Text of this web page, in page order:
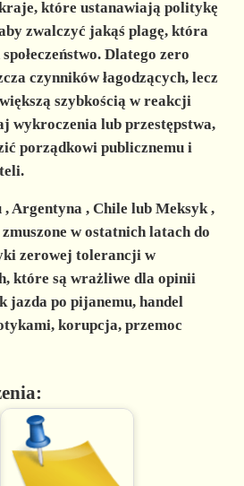
które ustanawiają politykę
zwalczyć jakąś plagę, która
Dlatego zero
czynników łagodzących, lecz
szybkością w reakcji
wykroczenia lub przestępstwa,
porządkowi publicznemu i
,Argentyna, Chile lub Meksyk,
w ostatnich latach do
zerowej tolerancji w
które są wrażliwe dla opinii
jazda po pijanemu, handel
korupcja, przemoc